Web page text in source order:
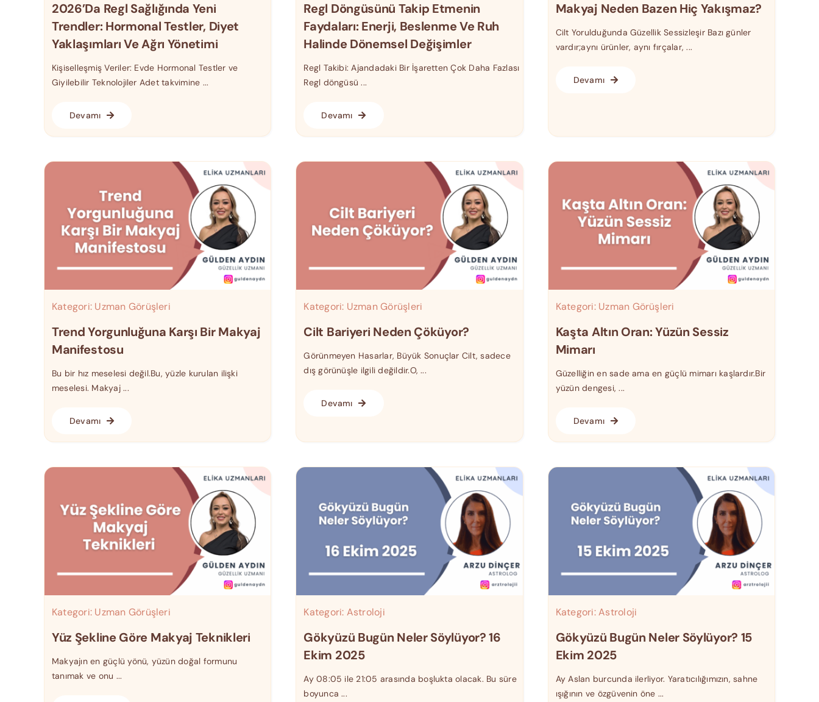
2026’da Regl Sağlığında Yeni
Trendler: Hormonal Testler, Diyet
Yaklaşımları Ve Ağrı Yönetimi
Kişiselleşmiş Veriler: Evde Hormonal Testler ve
Giyilebilir Teknolojiler Adet takvimine ...
Devamı
Regl Döngüsünü Takip Etmenin
Faydaları: Enerji, Beslenme Ve Ruh
Halinde Dönemsel Değişimler
Regl Takibi: Ajandadaki Bir İşaretten Çok Daha Fazlası
Regl döngüsü ...
Devamı
Makyaj Neden Bazen Hiç Yakışmaz?
Cilt Yorulduğunda Güzellik Sessizleşir Bazı günler
vardır;aynı ürünler, aynı fırçalar, ...
Devamı
Kategori: Uzman Görüşleri
Trend Yorgunluğuna Karşı Bir Makyaj
Manifestosu
Bu bir hız meselesi değil.Bu, yüzle kurulan ilişki
meselesi. Makyaj ...
Devamı
Kategori: Uzman Görüşleri
Cilt Bariyeri Neden Çöküyor?
Görünmeyen Hasarlar, Büyük Sonuçlar Cilt, sadece
dış görünüşle ilgili değildir.O, ...
Devamı
Kategori: Uzman Görüşleri
Kaşta Altın Oran: Yüzün Sessiz
Mimarı
Güzelliğin en sade ama en güçlü mimarı kaşlardır.Bir
yüzün dengesi, ...
Devamı
Kategori: Uzman Görüşleri
Yüz Şekline Göre Makyaj Teknikleri
Makyajın en güçlü yönü, yüzün doğal formunu
tanımak ve onu ...
Kategori: Astroloji
Gökyüzü Bugün Neler Söylüyor? 16
Ekim 2025
Ay 08:05 ile 21:05 arasında boşlukta olacak. Bu süre
boyunca ...
Kategori:Astroloji
Gökyüzü Bugün Neler Söylüyor? 15
Ekim 2025
Ay Aslan burcunda ilerliyor. Yaratıcılığımızın, sahne
ışığının ve özgüvenin öne ...